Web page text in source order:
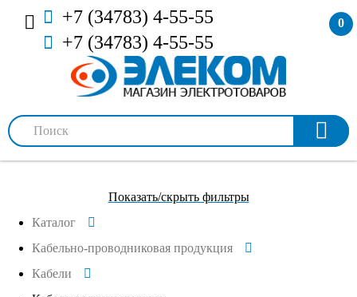
+7 (34783) 4-55-55
+7 (34783) 4-55-55
0
Показать/скрыть фильтры
Каталог
Кабельно-проводниковая продукция
Кабели